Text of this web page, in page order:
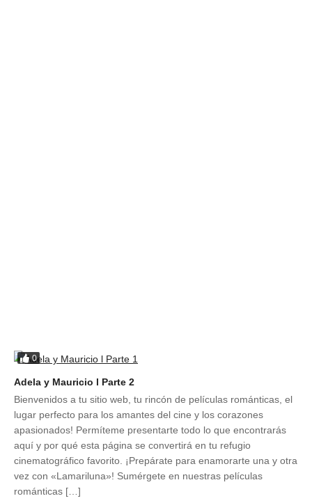
0
Adela y Mauricio l Parte 2
Bienvenidos a tu sitio web, tu rincón de películas románticas, el
lugar perfecto para los amantes del cine y los corazones
apasionados! Permíteme presentarte todo lo que encontrarás
aquí y por qué esta página se convertirá en tu refugio
cinematográfico favorito. ¡Prepárate para enamorarte una y otra
vez con «Lamariluna»! Sumérgete en nuestras películas
románticas […]